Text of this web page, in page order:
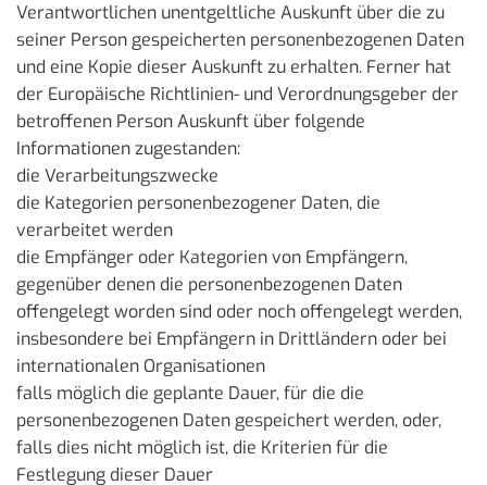
Verantwortlichen unentgeltliche Auskunft über die zu
seiner Person gespeicherten personenbezogenen Daten
und eine Kopie dieser Auskunft zu erhalten. Ferner hat
der Europäische Richtlinien- und Verordnungsgeber der
betroffenen Person Auskunft über folgende
Informationen zugestanden:
die Verarbeitungszwecke
die Kategorien personenbezogener Daten, die
verarbeitet werden
die Empfänger oder Kategorien von Empfängern,
gegenüber denen die personenbezogenen Daten
offengelegt worden sind oder noch offengelegt werden,
insbesondere bei Empfängern in Drittländern oder bei
internationalen Organisationen
falls möglich die geplante Dauer, für die die
personenbezogenen Daten gespeichert werden, oder,
falls dies nicht möglich ist, die Kriterien für die
Festlegung dieser Dauer